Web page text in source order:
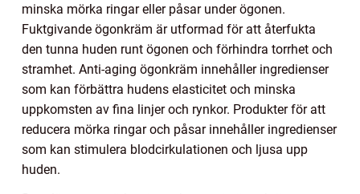
minska mörka ringar eller påsar under ögonen.
Fuktgivande ögonkräm är utformad för att återfukta
den tunna huden runt ögonen och förhindra torrhet och
stramhet. Anti-aging ögonkräm innehåller ingredienser
som kan förbättra hudens elasticitet och minska
uppkomsten av fina linjer och rynkor. Produkter för att
reducera mörka ringar och påsar innehåller ingredienser
som kan stimulera blodcirkulationen och ljusa upp
huden.